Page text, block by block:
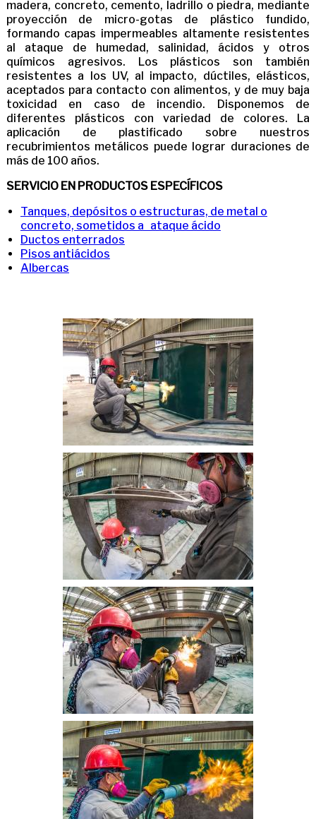
madera, concreto, cemento, ladrillo o piedra, mediante
proyección de micro-gotas de plástico fundido,
formando capas impermeables altamente resistentes
al ataque de humedad, salinidad, ácidos y otros
químicos agresivos. Los plásticos son también
resistentes a los UV, al impacto, dúctiles, elásticos,
aceptados para contacto con alimentos, y de muy baja
toxicidad en caso de incendio. Disponemos de
diferentes plásticos con variedad de colores. La
aplicación de plastificado sobre nuestros
recubrimientos metálicos puede lograr duraciones de
más de 100 años.
SERVICIO EN PRODUCTOS ESPECÍFICOS
Tanques, depósitos o estructuras, de metal o
concreto, sometidos a ataque ácido
Ductos enterrados
Pisos antiácidos
Albercas